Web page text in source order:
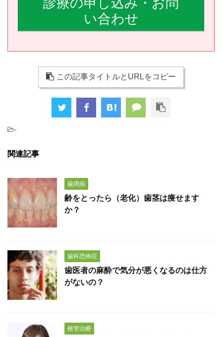
い合わせ
この記事タイトルとURLをコピー
-
関連記事
歯周病
齢をとったら（老化）歯茎は痩せます
か？
歯科恐怖症
歯医者の麻酔で気分が悪くなるのは仕方
がないの？
根管治療